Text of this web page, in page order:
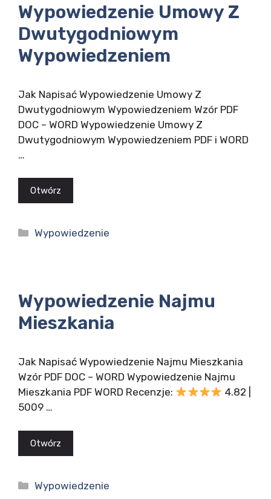
Wypowiedzenie Umowy Z
Dwutygodniowym
Wypowiedzeniem
Jak Napisać Wypowiedzenie Umowy Z
Dwutygodniowym Wypowiedzeniem Wzór PDF
DOC – WORD Wypowiedzenie Umowy Z
Dwutygodniowym Wypowiedzeniem PDF i WORD
…
Otwórz
Kategorie
Wypowiedzenie
Wypowiedzenie Najmu
Mieszkania
Jak Napisać Wypowiedzenie Najmu Mieszkania
Wzór PDF DOC – WORD Wypowiedzenie Najmu
Mieszkania PDF WORD Recenzje:
4.82 |
5009 …
Otwórz
Kategorie
Wypowiedzenie